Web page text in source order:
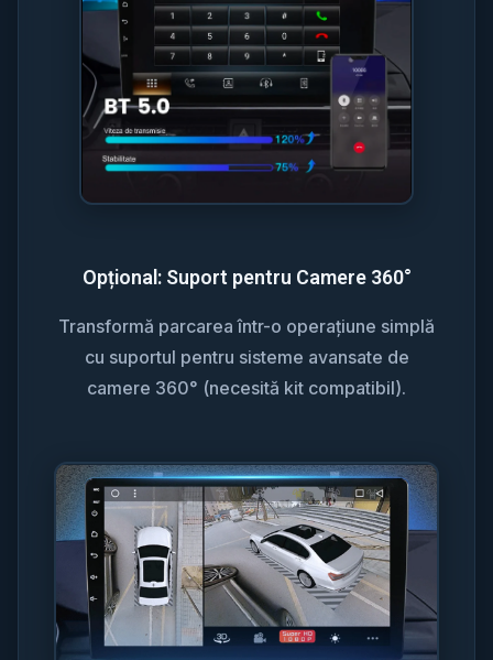
Opțional: Suport pentru Camere 360°
Transformă parcarea într-o operațiune simplă
cu suportul pentru sisteme avansate de
camere 360° (necesită kit compatibil).